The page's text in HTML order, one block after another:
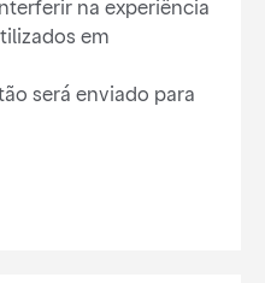
na experiência
em
será enviado para